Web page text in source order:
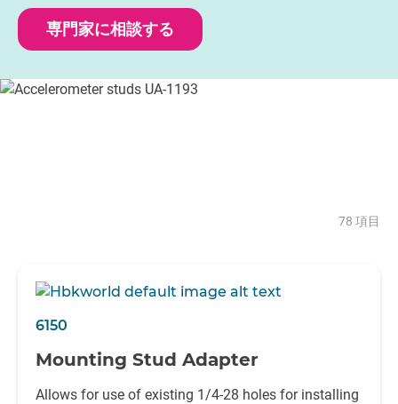
専門家に相談する
78 項目
6150
Mounting Stud Adapter
Allows for use of existing 1/4-28 holes for installing